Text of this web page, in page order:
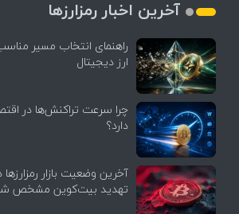
آخرین اخبار رمزارزها
راهنمای انتخاب مسیر مناسب
ارز دیجیتال
چرا سرعت تراکنش‌ها در
دارد؟
آخرین وضعیت بازار
تهدید بیت‌کوین مشخص